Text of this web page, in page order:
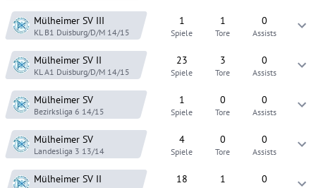
Mülheimer SV III
KL B1 Duisburg/D/M 14/15
1
Spiele
1
Tore
0
Assists
Mülheimer SV II
KL A1 Duisburg/D/M 14/15
23
Spiele
3
Tore
0
Assists
Mülheimer SV
Bezirksliga 6 14/15
1
Spiele
0
Tore
0
Assists
Mülheimer SV
Landesliga 3 13/14
4
Spiele
0
Tore
0
Assists
Mülheimer SV II 18 1 0